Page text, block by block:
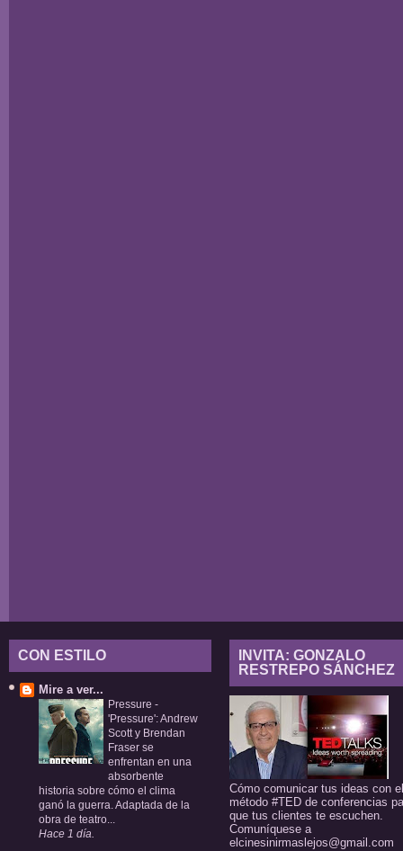
CON ESTILO
Mire a ver...
Pressure -
'Pressure': Andrew
Scott y Brendan
Fraser se
enfrentan en una
absorbente
historia sobre cómo el clima
ganó la guerra. Adaptada de la
obra de teatro...
Hace 1 día.
INVITA: GONZALO
RESTREPO SÁNCHEZ
Cómo comunicar tus ideas con el
método #TED de conferencias
que tus clientes te escuchen.
Comuníquese a
elcinesinirmaslejos@gmail.com